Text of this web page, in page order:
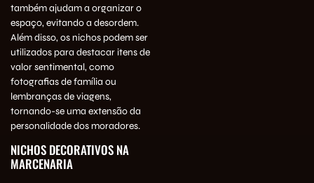
também ajudam a organizar o
espaço, evitando a desordem.
Além disso, os nichos podem ser
utilizados para destacar itens de
valor sentimental, como
fotografias de família ou
lembranças de viagens,
tornando-se uma extensão da
personalidade dos moradores.
NICHOS DECORATIVOS NA
MARCENARIA